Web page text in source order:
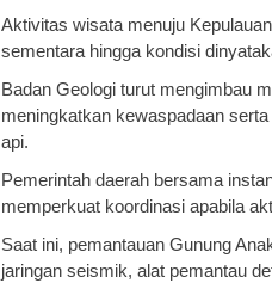
Aktivitas wisata menuju
sementara hingga kondisi
Badan Geologi turut mengimbau
meningkatkan kewaspadaan
api.
Pemerintah daerah bersama
memperkuat koordinasi apabila
Saat ini, pemantauan Gunung
jaringan seismik, alat pemantau